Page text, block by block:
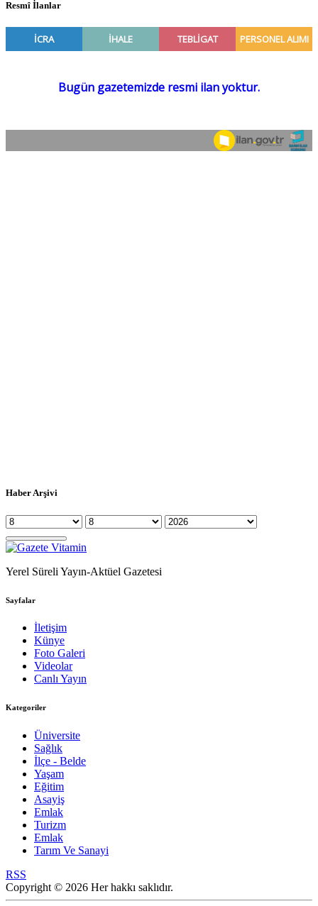
Resmî İlanlar
Haber Arşivi
Yerel Süreli Yayın-Aktüel Gazetesi
Sayfalar
İletişim
Künye
Foto Galeri
Videolar
Canlı Yayın
Kategoriler
Üniversite
Sağlık
İlçe - Belde
Yaşam
Eğitim
Asayiş
Emlak
Turizm
Emlak
Tarım Ve Sanayi
RSS
Copyright © 2026 Her hakkı saklıdır.